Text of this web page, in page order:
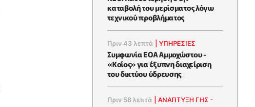
καταβολή του μερίσματος λόγω
τεχνικού προβλήματος
Πριν 43 λεπτά |ΥΠΗΡΕΣΙΕΣ
Συμφωνία ΕΟΑ Αμμοχώστου -
«Κοίος» για έξυπνη διαχείριση
του δικτύου ύδρευσης
Πριν 58 λεπτά |ΑΝΑΠΤΥΞΗ ΓΗΣ -